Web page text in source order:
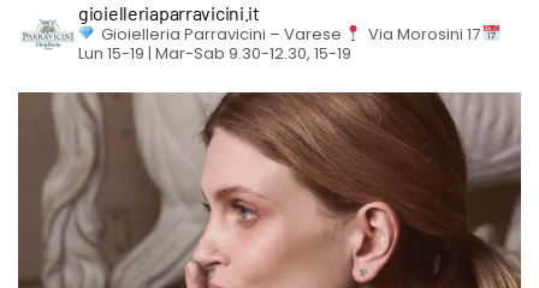
gioielleriaparravicini.it
Gioielleria Parravicini – Varese
Via Morosini 17
Lun 15-19 | Mar-Sab 9.30-12.30, 15-19